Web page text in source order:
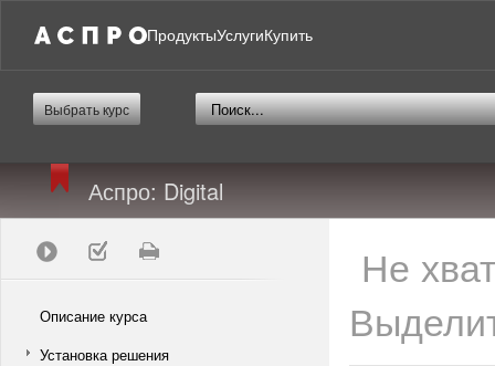
ПродуктыУслугиКупить
Выбрать курс
Аспро: Digital
Описание курса
Установка решения
Не